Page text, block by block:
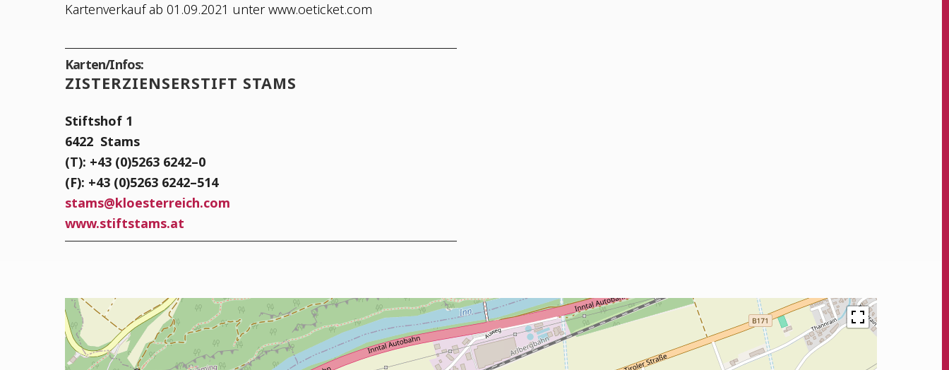
Kar­ten­ver­kauf ab 01.09.2021 unter www.oeticket.com
Karten/Infos:
ZIS­TER­ZI­EN­SER­STIFT STAMS
Stifts­hof 1
6422 Stams
(T): +43 (0)5263 6242–0
(F): +43 (0)5263 6242–514
stams@kloesterreich.com
www.stiftstams.at